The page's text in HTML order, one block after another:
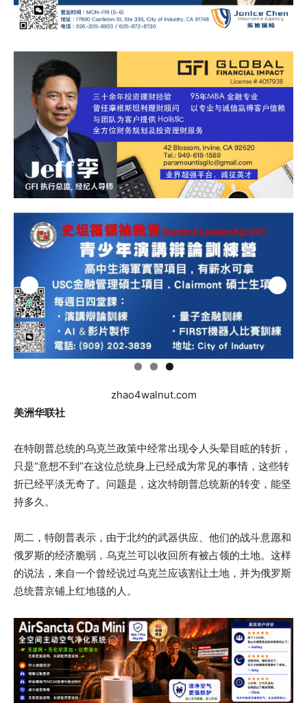
zhao4walnut.com
美洲华联社
在特朗普总统的乌克兰政策中经常出现令人头晕目眩的转折，
只是“意想不到”在这位总统身上已经成为常见的事情，这些转
折已经平淡无奇了。问题是，这次特朗普总统新的转变，能坚
持多久。
周二，特朗普表示，由于北约的武器供应、他们的战斗意愿和
俄罗斯的经济脆弱，乌克兰可以收回所有被占领的土地。这样
的说法，来自一个曾经说过乌克兰应该割让土地，并为俄罗斯
总统普京铺上红地毯的人。